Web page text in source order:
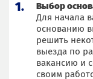
Выбор
Для начала
основанию
решить
выезда по
вакансию и
своим